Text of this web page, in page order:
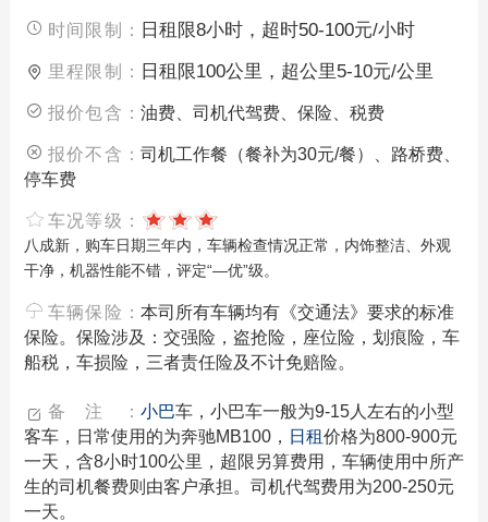
时间限制： 日租限8小时，超时50-100元/小时
里程限制： 日租限100公里，超公里5-10元/公里
报价包含： 油费、司机代驾费、保险、税费
报价不含： 司机工作餐（餐补为30元/餐）、路桥费、
停车费
车况等级：
八成新，购车日期三年内，车辆检查情况正常，内饰整洁、外观
干净，机器性能不错，评定“—优”级。
车辆保险： 本司所有车辆均有《交通法》要求的标准
保险。保险涉及：交强险，盗抢险，座位险，划痕险，车
船税，车损险，三者责任险及不计免赔险。
备注： 小巴车，小巴车一般为9-15人左右的小型
客车，日常使用的为奔驰MB100， 日租价格为800-900元
一天，含8小时100公里，超限另算费用，车辆使用中所产
生的司机餐费则由客户承担。司机代驾费用为200-250元
一天。